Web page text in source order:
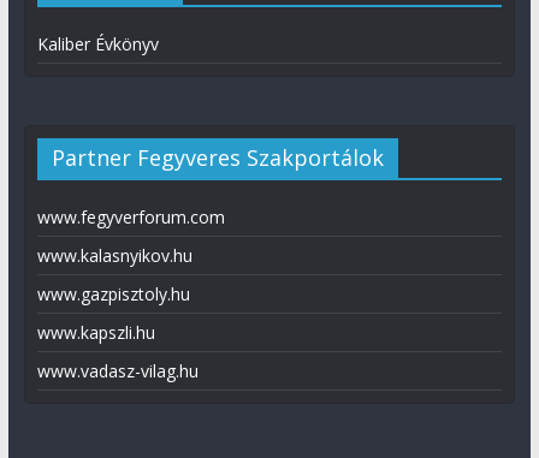
Kaliber Évkönyv
Partner Fegyveres Szakportálok
www.fegyverforum.com
www.kalasnyikov.hu
www.gazpisztoly.hu
www.kapszli.hu
www.vadasz-vilag.hu